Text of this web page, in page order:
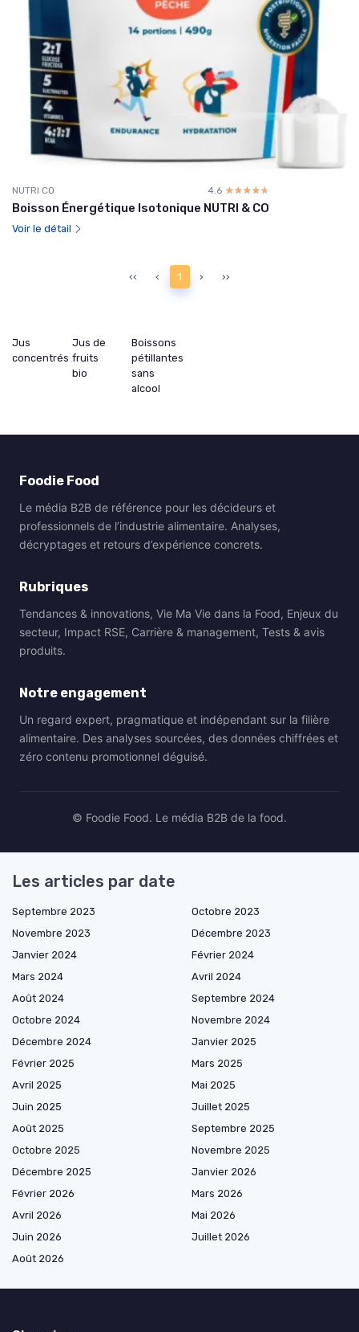
NUTRI CO 4.6 ☆☆☆☆☆
★★★★★
Boisson Énergétique Isotonique NUTRI & CO
Voir le détail
‹‹ ‹ 1 › ››
Jus
concentrés
Jus de
fruits
bio
Boissons
pétillantes
sans
alcool
Foodie Food
Le média B2B de référence pour les décideurs et
professionnels de l’industrie alimentaire. Analyses,
décryptages et retours d’expérience concrets.
Rubriques
Tendances & innovations, Vie Ma Vie dans la Food, Enjeux du
secteur, Impact RSE, Carrière & management, Tests & avis
produits.
Notre engagement
Un regard expert, pragmatique et indépendant sur la filière
alimentaire. Des analyses sourcées, des données chiffrées et
zéro contenu promotionnel déguisé.
© Foodie Food. Le média B2B de la food.
Les articles par date
Septembre 2023
Octobre 2023
Novembre 2023
Décembre 2023
Janvier 2024
Février 2024
Mars 2024
Avril 2024
Août 2024
Septembre 2024
Octobre 2024
Novembre 2024
Décembre 2024
Janvier 2025
Février 2025
Mars 2025
Avril 2025
Mai 2025
Juin 2025
Juillet 2025
Août 2025
Septembre 2025
Octobre 2025
Novembre 2025
Décembre 2025
Janvier 2026
Février 2026
Mars 2026
Avril 2026
Mai 2026
Juin 2026
Juillet 2026
Août 2026